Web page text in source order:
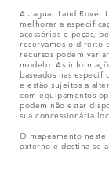
A Jaguar Land Rover
melhorar a
acessórios e peças,
reservamos o direito
recursos podem
modelo. As
baseados nas
e estão sujeitos a
com equipamentos
podem não estar
sua concessionária
O mapeamento
externo e destina-se